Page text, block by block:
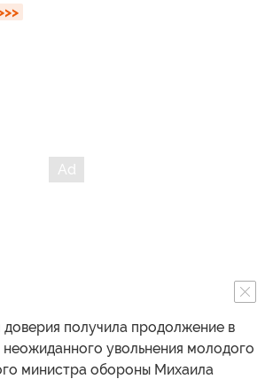
доверия получила продолжение в
неожиданного увольнения молодого
министра обороны Михаила